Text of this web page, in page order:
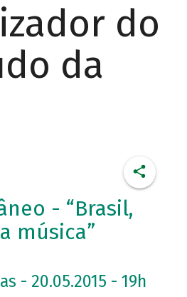
do
da
- “Brasil,
música”
- 20.05.2015 - 19h